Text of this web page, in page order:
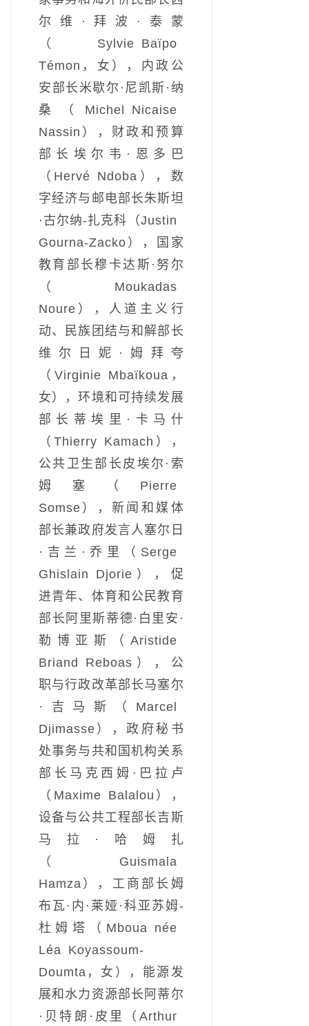
尔维·拜波·泰蒙
（Sylvie Baïpo
Témon，女），内政公
安部长米歇尔·尼凯斯·纳
桑（Michel Nicaise
Nassin），财政和预算
部长埃尔韦·恩多巴
（Hervé Ndoba），数
字经济与邮电部长朱斯坦
·古尔纳-扎克科（Justin
Gourna-Zacko），国家
教育部长穆卡达斯·努尔
（Moukadas
Noure），人道主义行
动、民族团结与和解部长
维尔日妮·姆拜夸
（Virginie Mbaïkoua，
女），环境和可持续发展
部长蒂埃里·卡马什
（Thierry Kamach），
公共卫生部长皮埃尔·索
姆塞（Pierre
Somse），新闻和媒体
部长兼政府发言人塞尔日
·吉兰·乔里（Serge
Ghislain Djorie），促
进青年、体育和公民教育
部长阿里斯蒂德·白里安·
勒博亚斯（Aristide
Briand Reboas），公
职与行政改革部长马塞尔
·吉马斯（Marcel
Djimasse），政府秘书
处事务与共和国机构关系
部长马克西姆·巴拉卢
（Maxime Balalou），
设备与公共工程部长吉斯
马拉·哈姆扎
（Guismala
Hamza），工商部长姆
布瓦·内·莱娅·科亚苏姆-
杜姆塔（Mboua née
Léa Koyassoum-
Doumta，女），能源发
展和水力资源部长阿蒂尔
·贝特朗·皮里（Arthur